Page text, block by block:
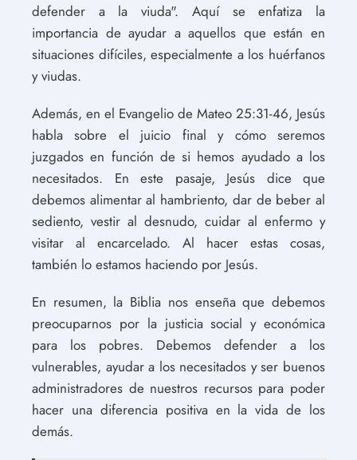
defender a la viuda". Aquí se enfatiza la
importancia de ayudar a aquellos que están en
situaciones difíciles, especialmente a los huérfanos
y viudas.
Además, en el Evangelio de Mateo 25:31-46, Jesús
habla sobre el juicio final y cómo seremos
juzgados en función de si hemos ayudado a los
necesitados. En este pasaje, Jesús dice que
debemos alimentar al hambriento, dar de beber al
sediento, vestir al desnudo, cuidar al enfermo y
visitar al encarcelado. Al hacer estas cosas,
también lo estamos haciendo por Jesús.
En resumen, la Biblia nos enseña que debemos
preocuparnos por la justicia social y económica
para los pobres. Debemos defender a los
vulnerables, ayudar a los necesitados y ser buenos
administradores de nuestros recursos para poder
hacer una diferencia positiva en la vida de los
demás.